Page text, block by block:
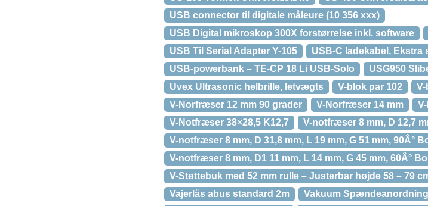
USB connector til digitale måleure (10 356 xxx)
USB Digital mikroskop 300X forstørrelse inkl. software
USB Til Serial Adapter Y-105
USB-C ladekabel, Ekstra
USB-powerbank – TE-CP 18 Li USB-Solo
USG950
Uvex Ultrasonic helbrille, letvægts
V-blok par 102
V-Norfræser 12 mm 90 grader
V-Norfræser 14 mm
V-Notfræser 38×28,5 K12,7
V-notfræser 8 mm, D 12,7
V-notfræser 8 mm, D 31,8 mm, L 19 mm, G 51 mm, 90Â°
V-notfræser 8 mm, D1 11 mm, L 14 mm, G 45 mm, 60Â°
V-Støttebuk med 52 mm rulle – Justerbar højde 58 – 79
Vajerlås abus standard 2m
Vakuum Spændeanordning